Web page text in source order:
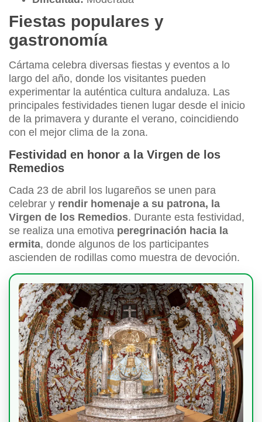
Fiestas populares y
gastronomía
Cártama celebra diversas fiestas y eventos a lo
largo del año, donde los visitantes pueden
experimentar la auténtica cultura andaluza. Las
principales festividades tienen lugar desde el inicio
de la primavera y durante el verano, coincidiendo
con el mejor clima de la zona.
Festividad en honor a la Virgen de los
Remedios
Cada 23 de abril los lugareños se unen para
celebrar y rendir homenaje a su patrona, la
Virgen de los Remedios. Durante esta festividad,
se realiza una emotiva peregrinación hacia la
ermita, donde algunos de los participantes
ascienden de rodillas como muestra de devoción.